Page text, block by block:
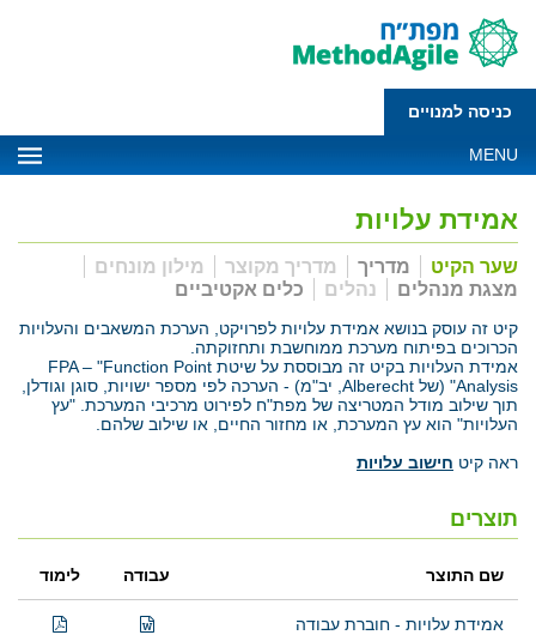
כניסה למנויים
MENU
אמידת עלויות
שער הקיט מדריך מדריך מקוצר
מילון מונחים
מצגת מנהלים
נהלים כלים אקטיביים
קיט זה עוסק בנושא אמידת עלויות לפרויקט, הערכת המשאבים והעלויות
הכרוכים בפיתוח מערכת ממוחשבת ותחזוקתה.
אמידת העלויות בקיט זה מבוססת על שיטת FPA – "Function Point
Analysis" (של Alberecht, יב"מ) - הערכה לפי מספר ישויות, סוגן וגודלן,
תוך שילוב מודל המטריצה של מפת"ח לפירוט מרכיבי המערכת. "עץ
העלויות" הוא עץ המערכת, או מחזור החיים, או שילוב שלהם.
ראה קיט חישוב עלויות
תוצרים
שם התוצר עבודה לימוד
אמידת עלויות - חוברת עבודה